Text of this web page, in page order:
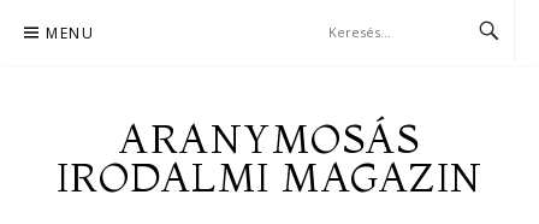
MENU
ARANYMOSÁS
IRODALMI MAGAZIN